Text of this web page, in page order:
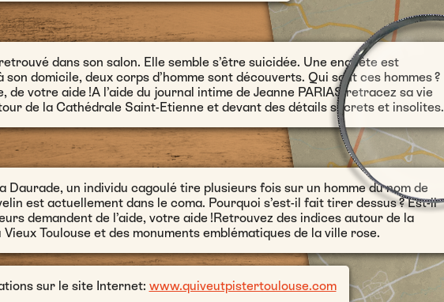
dans son salon. Elle semble s’être suicidée. Une enquête est
domicile, deux corps d’homme sont découverts. Qui sont ces hommes ?
de votre aide !A l’aide du journal intime de Jeanne PARIAS retracez sa vie
de la Cathédrale Saint-Etienne et devant des détails secrets et insolites.
Daurade, un individu cagoulé tire plusieurs fois sur un homme du nom de
est actuellement dans le coma. Pourquoi s’est-il fait tirer dessus ? Est-il
demandent de l’aide, votre aide !Retrouvez des indices autour de la
Toulouse et des monuments emblématiques de la ville rose.
sur le site Internet: www.quiveutpistertoulouse.com